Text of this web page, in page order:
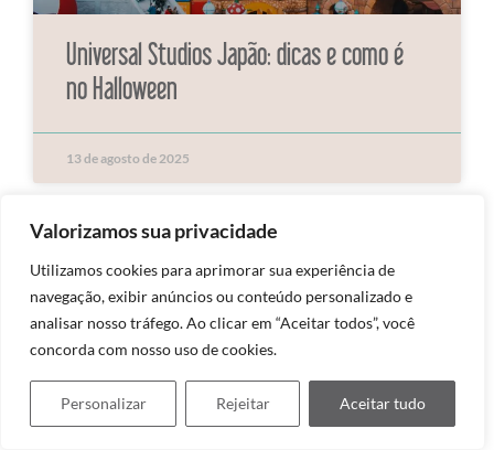
Valorizamos sua privacidade
Utilizamos cookies para aprimorar sua experiência de
navegação, exibir anúncios ou conteúdo personalizado e
analisar nosso tráfego. Ao clicar em “Aceitar todos”, você
concorda com nosso uso de cookies.
Personalizar Rejeitar Aceitar tudo
Universal Studios Japão: dicas e como é
no Halloween
13 de agosto de 2025